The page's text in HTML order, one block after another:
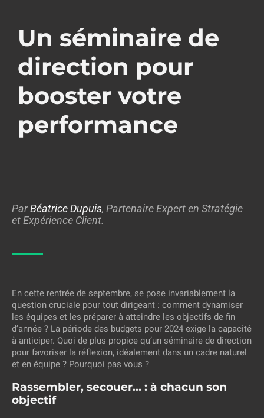
Un séminaire de
direction pour
booster votre
performance
ParBéatrice Dupuis, Partenaire Expert en Stratégie
et Expérience Client.
En cette rentrée de septembre, se pose invariablement la
question cruciale pour tout dirigeant : comment dynamiser
les équipes et les préparer à atteindre les objectifs de fin
d’année ? La période des budgets pour 2024 exige la capacité
à anticiper. Quoi de plus propice qu’un séminaire de direction
pour favoriser la réflexion, idéalement dans un cadre naturel
et en équipe ? Pourquoi pas vous ?
Rassembler, secouer… : à chacun son
objectif